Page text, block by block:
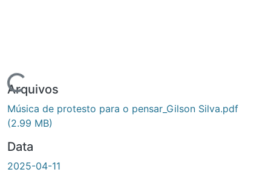
Carregando...
Arquivos
Música de protesto para o pensar_Gilson Silva.pdf
(2.99 MB)
Data
2025-04-11